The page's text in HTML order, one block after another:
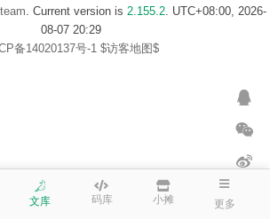
文库 码库 小摊 更多
. Current version is 2.155.2. UTC+08:00, 2026-
08-07 20:29
备14020137号-1 $访客地图$